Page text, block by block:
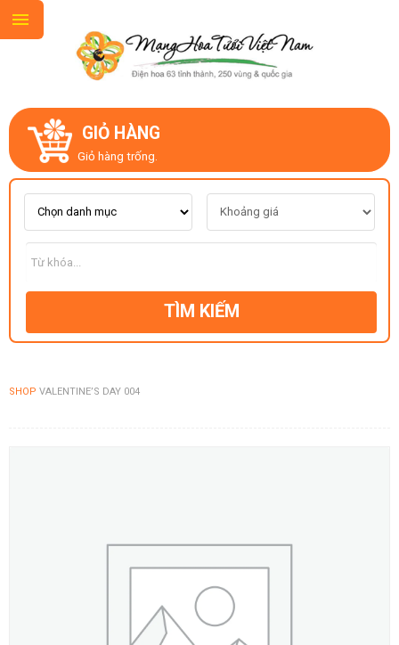
GIỎ HÀNG
Giỏ hàng trống.
TÌM KIẾM
SHOP VALENTINE’S DAY 004
GIỚI THIỆU
LIÊN HỆ
MẪU HOA MỚI
CHỦ ĐỀ